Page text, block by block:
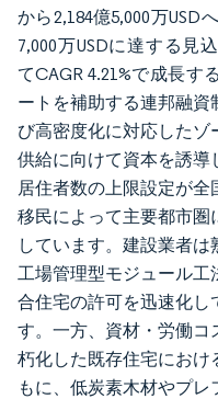
から2,184億5,000万USD
7,000万USDに達する見
てCAGR 4.21%で成長
ートを補助する連邦融資
び高密度化に対応した
供給に向けて資本を誘
居住者数の上限設定が全
移民によって主要都市
しています。建設業者
工場管理型モジュール工
合住宅の許可を迅速化し
す。一方、資材・労働
朽化した既存住宅におけ
もに、低炭素木材やプ